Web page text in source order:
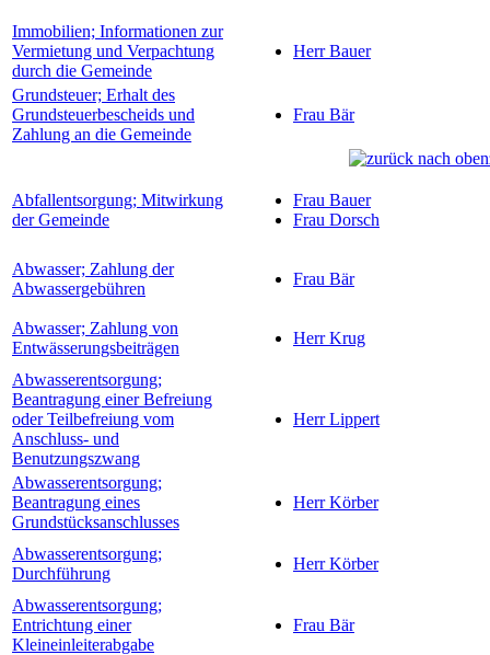
Immobilien; Informationen zur
Vermietung und Verpachtung
durch die Gemeinde
Herr Bauer
Grundsteuer; Erhalt des
Grundsteuerbescheids und
Zahlung an die Gemeinde
Frau Bär
Abfallentsorgung; Mitwirkung
der Gemeinde
Frau Bauer
Frau Dorsch
Abwasser; Zahlung der
Abwassergebühren
Frau Bär
Abwasser; Zahlung von
Entwässerungsbeiträgen
Herr Krug
Abwasserentsorgung;
Beantragung einer Befreiung
oder Teilbefreiung vom
Anschluss- und
Benutzungszwang
Herr Lippert
Abwasserentsorgung;
Beantragung eines
Grundstücksanschlusses
Herr Körber
Abwasserentsorgung;
Durchführung
Herr Körber
Abwasserentsorgung;
Entrichtung einer
Kleineinleiterabgabe
Frau Bär